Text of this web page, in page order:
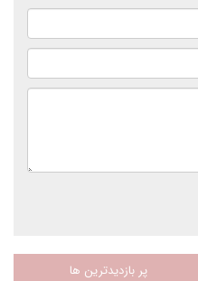
پر بازدیدترین ها